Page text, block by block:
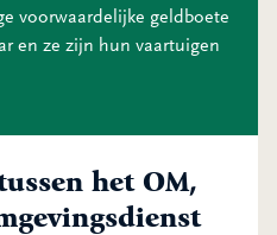
voorwaardelijke geldboete
en ze zijn hun vaartuigen
het OM,